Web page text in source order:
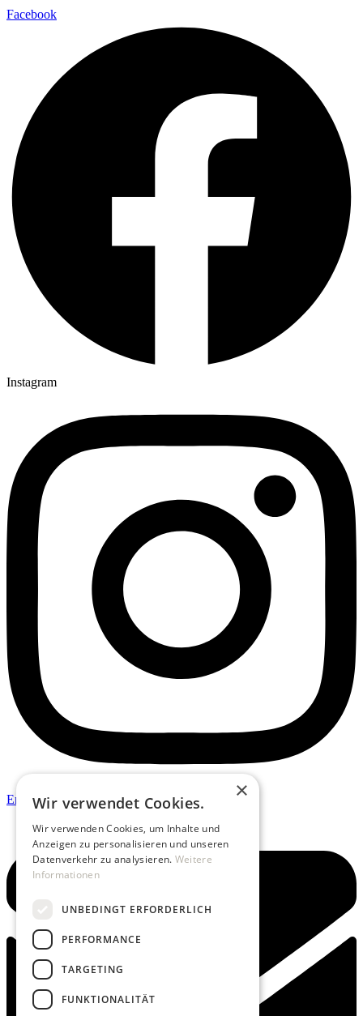
Facebook
Instagram
Envelope ×
Wir verwendet Cookies.
Wir verwenden Cookies, um Inhalte und
Anzeigen zu personalisieren und unseren
Datenverkehr zu analysieren. Weitere
Informationen
UNBEDINGT ERFORDERLICH
PERFORMANCE
TARGETING
FUNKTIONALITÄT